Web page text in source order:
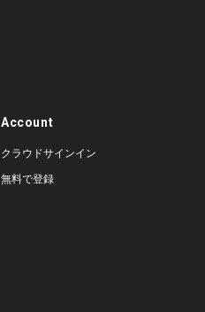
Account
クラウドサインイン
無料で登録